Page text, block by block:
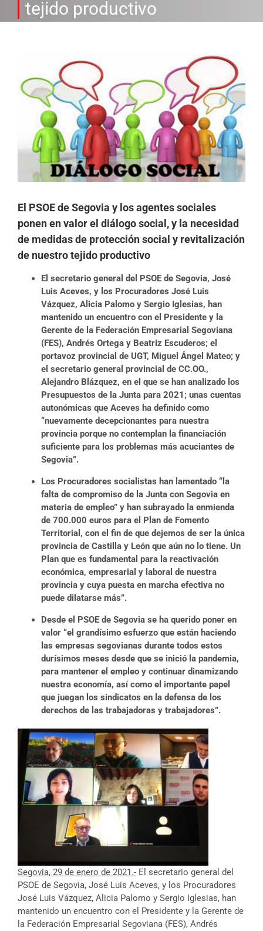
tejido productivo
imagen
más
grande
El PSOE de Segovia y los agentes sociales
ponen en valor el diálogo social, y la necesidad
de medidas de protección social y revitalización
de nuestro tejido productivo
El secretario general del PSOE de Segovia, José
Luis Aceves, y los Procuradores José Luis
Vázquez, Alicia Palomo y Sergio Iglesias, han
mantenido un encuentro con el Presidente y la
Gerente de la Federación Empresarial Segoviana
(FES), Andrés Ortega y Beatriz Escuderos; el
portavoz provincial de UGT, Miguel Ángel Mateo; y
el secretario general provincial de CC.OO.,
Alejandro Blázquez, en el que se han analizado los
Presupuestos de la Junta para 2021; unas cuentas
autonómicas que Aceves ha definido como
“nuevamente decepcionantes para nuestra
provincia porque no contemplan la financiación
suficiente para los problemas más acuciantes de
Segovia”.
Los Procuradores socialistas han lamentado “la
falta de compromiso de la Junta con Segovia en
materia de empleo” y han subrayado la enmienda
de 700.000 euros para el Plan de Fomento
Territorial, con el fin de que dejemos de ser la única
provincia de Castilla y León que aún no lo tiene. Un
Plan que es fundamental para la reactivación
económica, empresarial y laboral de nuestra
provincia y cuya puesta en marcha efectiva no
puede dilatarse más”.
Desde el PSOE de Segovia se ha querido poner en
valor “el grandísimo esfuerzo que están haciendo
las empresas segovianas durante todos estos
durísimos meses desde que se inició la pandemia,
para mantener el empleo y continuar dinamizando
nuestra economía, así como el importante papel
que juegan los sindicatos en la defensa de los
derechos de las trabajadoras y trabajadores”.
Segovia, 29 de enero de 2021.- El secretario general del
PSOE de Segovia, José Luis Aceves, y los Procuradores
José Luis Vázquez, Alicia Palomo y Sergio Iglesias, han
mantenido un encuentro con el Presidente y la Gerente de
la Federación Empresarial Segoviana (FES), Andrés